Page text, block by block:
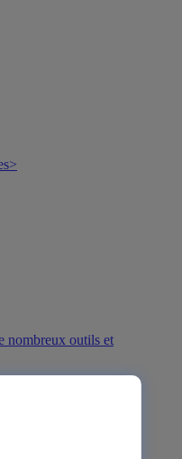
>
nombreux outils et